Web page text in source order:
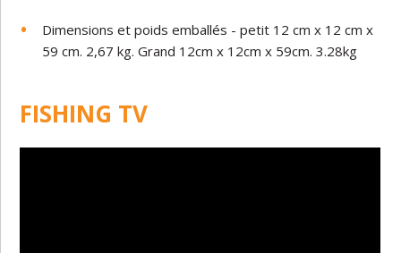
Dimensions et poids emballés - petit 12 cm x 12 cm x
59 cm. 2,67 kg. Grand 12cm x 12cm x 59cm. 3.28kg
FISHING TV